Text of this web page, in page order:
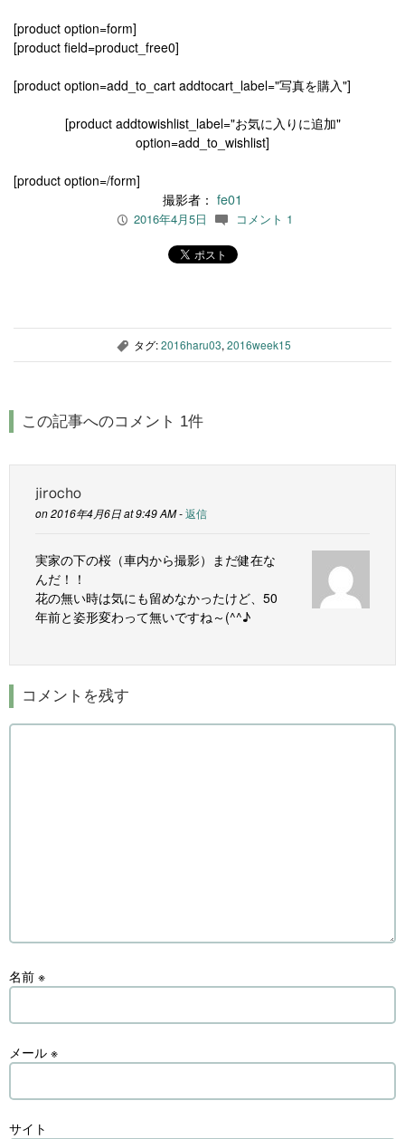
[product option=form]
[product field=product_free0]
[product option=add_to_cart addtocart_label="写真を購入"]
[product addtowishlist_label="お気に入りに追加"
option=add_to_wishlist]
[product option=/form]
撮影者： fe01
P 2016年4月5日 c コメント 1
, タグ:2016haru03, 2016week15
この記事へのコメント 1件
jirocho
on 2016年4月6日 at 9:49 AM -返信
実家の下の桜（車内から撮影）まだ健在な
んだ！！
花の無い時は気にも留めなかったけど、50
年前と姿形変わって無いですね～(^^♪
コメントを残す
名前 ※
メール ※
サイト